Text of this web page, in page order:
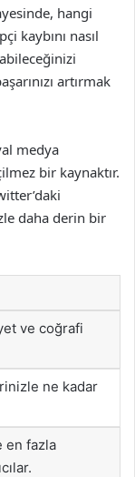
hangi
kaybını nasıl
artırmak
medya
bir kaynaktır.
daha derin bir
ve coğrafi
ne kadar
en fazla